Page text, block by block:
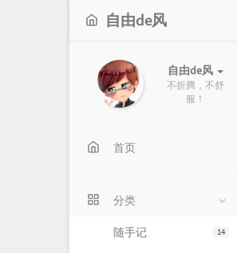
自由de风
自由de风
不折腾，不舒
服！
首页
分类
14
随手记